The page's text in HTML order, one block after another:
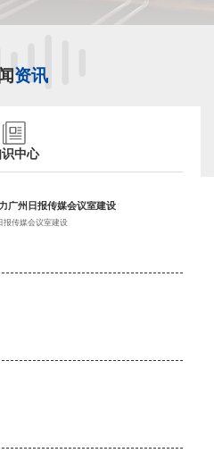
资讯
中心
广州日报传媒会议室建设
报传媒会议室建设